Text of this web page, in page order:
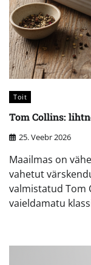
Toit
Tom Collins:
25. Veebr 2026
Maailmas on
vahetut
valmistatud Tom
vaieldamatu